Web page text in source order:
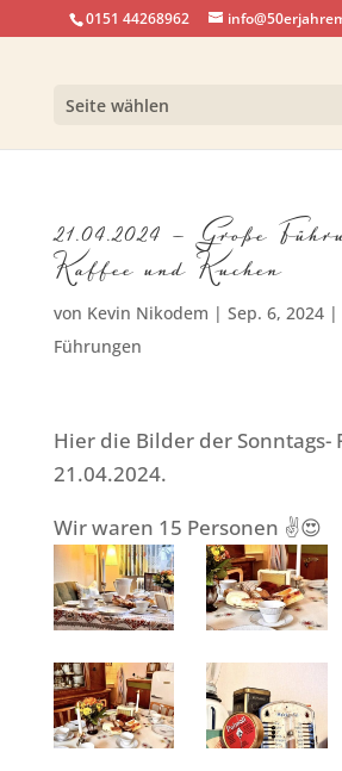
0151 44268962
Seite wählen
21.04.2024 – Große
Kaffee und Kuchen
von Kevin Nikodem | Sep. 6, 2024|
Führungen
Hier die Bilder der Sonntags-
21.04.2024.
Wir waren 15 Personen ✌️😍